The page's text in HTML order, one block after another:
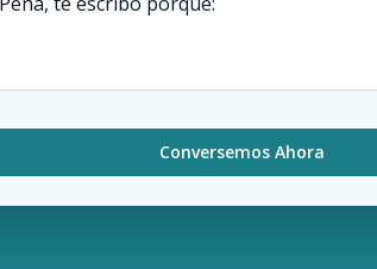
Conversemos Ahora